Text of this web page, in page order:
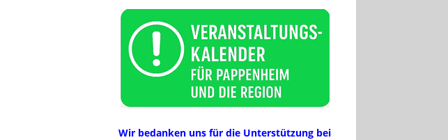
Wir bedanken uns für die Unterstützung bei